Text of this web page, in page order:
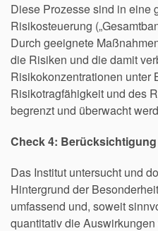
Diese Prozesse sind in eine
Risikosteuerung
Durch geeignete
die Risiken und die damit
Risikokonzentrationen unter
Risikotragfähigkeit und des
begrenzt und überwacht
Check 4:
Das Institut untersucht und
Hintergrund der
umfassend und, soweit
quantitativ die